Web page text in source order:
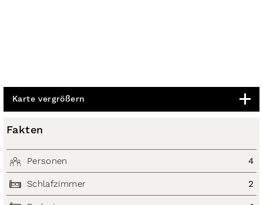
Karte vergrößern
Fakten
Personen 4
Schlafzimmer 2